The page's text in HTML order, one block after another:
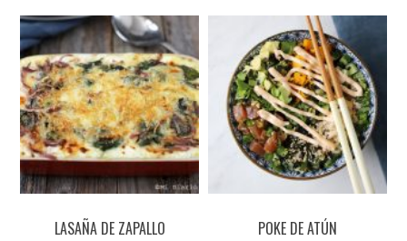
LASAÑA DE ZAPALLO POKE DE ATÚN